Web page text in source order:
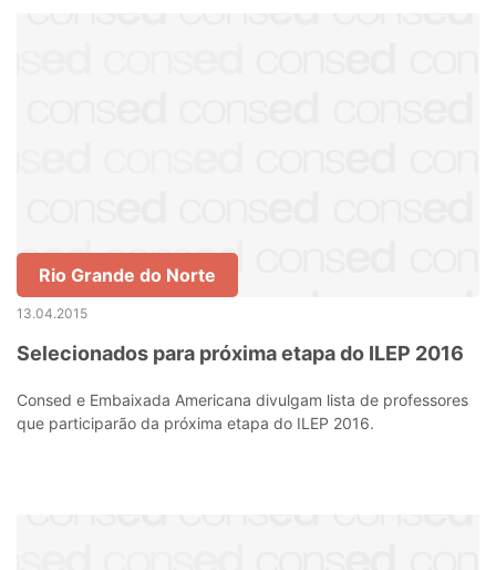
Rio Grande do Norte
13.04.2015
Selecionados para próxima etapa do ILEP 2016
Consed e Embaixada Americana divulgam lista de professores
que participarão da próxima etapa do ILEP 2016.